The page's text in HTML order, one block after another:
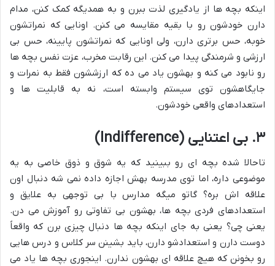
اینکه بچه ها از یادگیری لذت ببرن و به همدیگه کمک کنن، مدام
دارن خودشون رو با بقیه مقایسه می کنن. اونایی که نمراتشون
خوبه، حس برتری دارن، ولی اونایی که نمراتشون پایینه، حس بی
ارزشی و شرمندگی پیدا می کنن. این رقابت مخرب، عزت نفس بچه ها
رو نابود می کنه و بهشون یاد می ده که ارزششون فقط به نمرات و
جایگاهشون توی سیستم وابسته است، نه به قابلیت ها و
استعدادهای واقعی خودشون.
۳. بی اعتنایی (Indifference)
تاحالا شده بچه ای رو ببینید که یه شوق و ذوق خاصی به یه
موضوعی داره، اما توی مدرسه بهش اجازه داده نمی شه دنبال اون
علاقه اش بره؟ گاتو میگه مدارس با بی توجهی به علایق و
استعدادهای فردی بچه ها، بهشون بی تفاوتی رو آموزش می دن.
یعنی چی؟ یعنی به جای اینکه بچه ها دنبال چیزی برن که واقعاً
دوست دارن و استعدادشو دارن، باید بشینن سر کلاس و درس هایی
رو بخونن که هیچ علاقه ای بهشون ندارن. اینجوری بچه ها یاد می